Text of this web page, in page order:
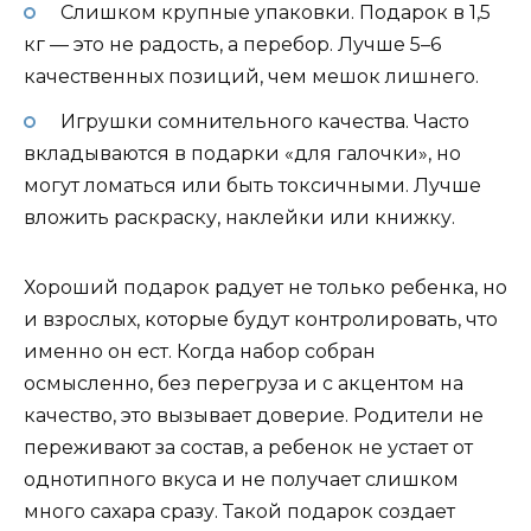
Слишком крупные упаковки. Подарок в 1,5
кг — это не радость, а перебор. Лучше 5–6
качественных позиций, чем мешок лишнего.
Игрушки сомнительного качества. Часто
вкладываются в подарки «для галочки», но
могут ломаться или быть токсичными. Лучше
вложить раскраску, наклейки или книжку.
Хороший подарок радует не только ребенка, но
и взрослых, которые будут контролировать, что
именно он ест. Когда набор собран
осмысленно, без перегруза и с акцентом на
качество, это вызывает доверие. Родители не
переживают за состав, а ребенок не устает от
однотипного вкуса и не получает слишком
много сахара сразу. Такой подарок создает